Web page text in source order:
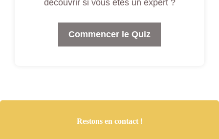
découvrir si vous êtes un expert ?
Commencer le Quiz
Restons en contact !